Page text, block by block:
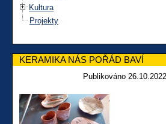
Kultura
Projekty
KERAMIKA NÁS POŘÁD BAVÍ
Publikováno